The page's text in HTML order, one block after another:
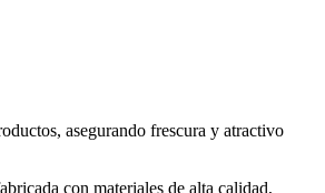
asegurando frescura y atractivo
con materiales de alta calidad,